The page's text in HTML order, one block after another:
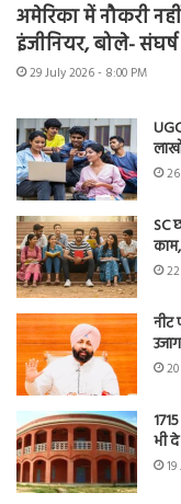
अमेरिका में नौकरी
इंजीनियर, बोले-
29 July 2026 - 8:00 PM
SC
नीट
भी दे